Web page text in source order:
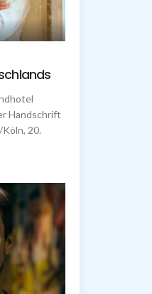
Handschrift
20.